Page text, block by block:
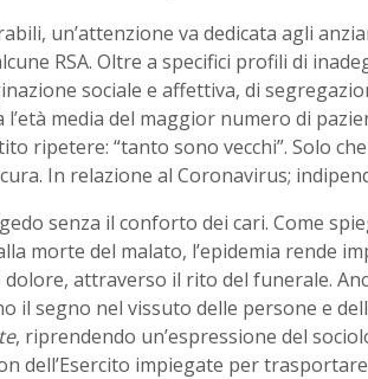
un’attenzione va dedicata agli
RSA. Oltre a specifici profili di
sociale e affettiva, di
media del maggior numero di
ripetere: “tanto sono vecchi”. Solo
In relazione al Coronavirus;
senza il conforto dei cari. Come
morte del malato, l’epidemia rende
attraverso il rito del funerale.
il segno nel vissuto delle persone e
, riprendendo un’espressione del
dell’Esercito impiegate per